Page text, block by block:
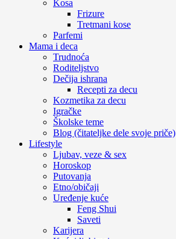
Kosa
Frizure
Tretmani kose
Parfemi
Mama i deca
Trudnoća
Roditeljstvo
Dečija ishrana
Recepti za decu
Kozmetika za decu
Igračke
Školske teme
Blog (čitateljke dele svoje priče)
Lifestyle
Ljubav, veze & sex
Horoskop
Putovanja
Etno/običaji
Uređenje kuće
Feng Shui
Saveti
Karijera